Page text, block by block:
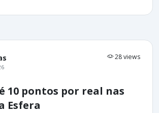
28 views
10 pontos por real nas
Esfera